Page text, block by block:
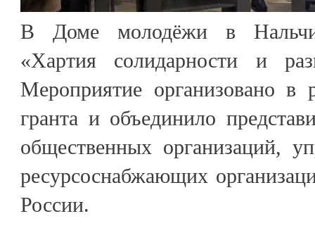
В Доме молодёжи в
«Хартия солидарности и
Мероприятие организовано в
гранта и объединило
общественных организаций,
ресурсоснабжающих
России.